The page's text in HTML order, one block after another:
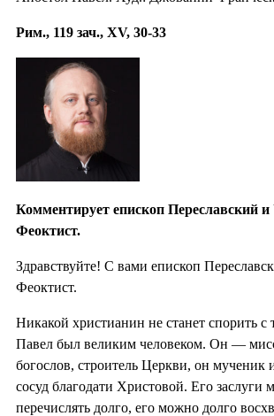
Рим., 119 зач., XV, 30-33
Комментирует епископ Переславский и
Феоктист.
Здравствуйте! С вами епископ
Феоктист.
Никакой христианин не станет спорить с
Павел был великим человеком. Он —
богослов, строитель Церкви, он мученик
сосуд благодати Христовой. Его заслуги
перечислять долго, его можно долго